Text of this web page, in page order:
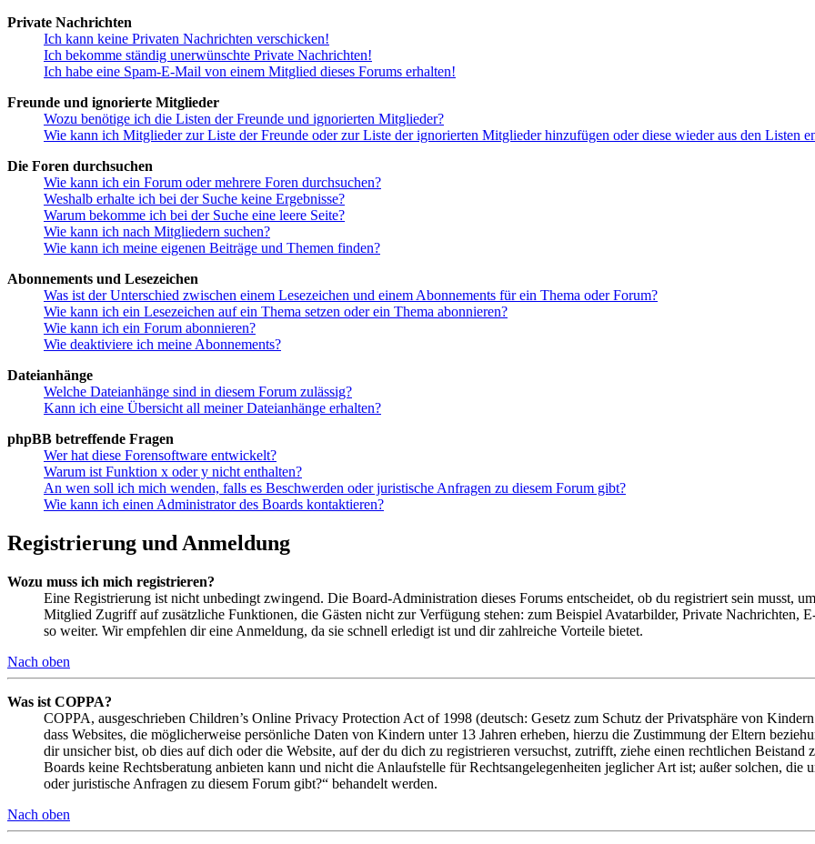
Private Nachrichten
Ich kann keine Privaten Nachrichten verschicken!
Ich bekomme ständig unerwünschte Private Nachrichten!
Ich habe eine Spam-E-Mail von einem Mitglied dieses Forums erhalten!
Freunde und ignorierte Mitglieder
Wozu benötige ich die Listen der Freunde und ignorierten Mitglieder?
Wie kann ich Mitglieder zur Liste der Freunde oder zur Liste der ignorierten Mitglieder hinzufügen oder diese wieder aus den Listen
Die Foren durchsuchen
Wie kann ich ein Forum oder mehrere Foren durchsuchen?
Weshalb erhalte ich bei der Suche keine Ergebnisse?
Warum bekomme ich bei der Suche eine leere Seite?
Wie kann ich nach Mitgliedern suchen?
Wie kann ich meine eigenen Beiträge und Themen finden?
Abonnements und Lesezeichen
Was ist der Unterschied zwischen einem Lesezeichen und einem Abonnements für ein Thema oder Forum?
Wie kann ich ein Lesezeichen auf ein Thema setzen oder ein Thema abonnieren?
Wie kann ich ein Forum abonnieren?
Wie deaktiviere ich meine Abonnements?
Dateianhänge
Welche Dateianhänge sind in diesem Forum zulässig?
Kann ich eine Übersicht all meiner Dateianhänge erhalten?
phpBB betreffende Fragen
Wer hat diese Forensoftware entwickelt?
Warum ist Funktion x oder y nicht enthalten?
An wen soll ich mich wenden, falls es Beschwerden oder juristische Anfragen zu diesem Forum gibt?
Wie kann ich einen Administrator des Boards kontaktieren?
Registrierung und Anmeldung
Wozu muss ich mich registrieren?
Eine Registrierung ist nicht unbedingt zwingend. Die Board-Administration dieses Forums entscheidet, ob du registriert sein musst,
Mitglied Zugriff auf zusätzliche Funktionen, die Gästen nicht zur Verfügung stehen: zum Beispiel Avatarbilder, Private Nachrichten,
so weiter. Wir empfehlen dir eine Anmeldung, da sie schnell erledigt ist und dir zahlreiche Vorteile bietet.
Nach oben
Was ist COPPA?
COPPA, ausgeschrieben Children’s Online Privacy Protection Act of 1998 (deutsch: Gesetz zum Schutz der Privatsphäre von
dass Websites, die möglicherweise persönliche Daten von Kindern unter 13 Jahren erheben, hierzu die Zustimmung der Eltern
dir unsicher bist, ob dies auf dich oder die Website, auf der du dich zu registrieren versuchst, zutrifft, ziehe einen rechtlichen
Boards keine Rechtsberatung anbieten kann und nicht die Anlaufstelle für Rechtsangelegenheiten jeglicher Art ist; außer solchen,
oder juristische Anfragen zu diesem Forum gibt?“ behandelt werden.
Nach oben